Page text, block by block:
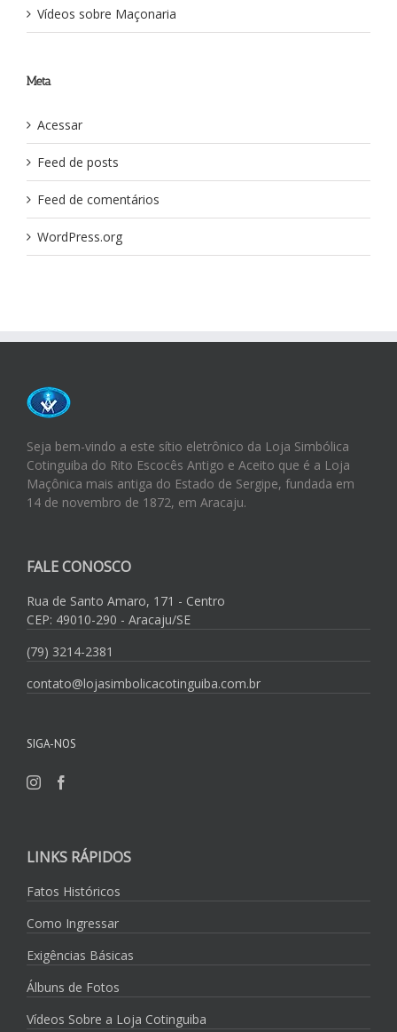
Vídeos sobre Maçonaria
Meta
Acessar
Feed de posts
Feed de comentários
WordPress.org
Seja bem-vindo a este sítio eletrônico da Loja Simbólica
Cotinguiba do Rito Escocês Antigo e Aceito que é a Loja
Maçônica mais antiga do Estado de Sergipe, fundada em
14 de novembro de 1872, em Aracaju.
FALE CONOSCO
Rua de Santo Amaro, 171 - Centro
CEP: 49010-290 - Aracaju/SE
(79) 3214-2381
contato@lojasimbolicacotinguiba.com.br
SIGA-NOS
LINKS RÁPIDOS
Fatos Históricos
Como Ingressar
Exigências Básicas
Álbuns de Fotos
Vídeos Sobre a Loja Cotinguiba